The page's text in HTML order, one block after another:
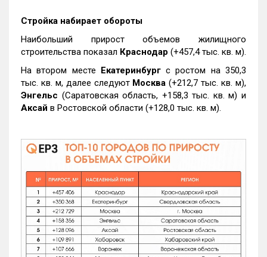
Стройка набирает обороты
Наибольший прирост объемов жилищного
строительства показал Краснодар (+457,4 тыс. кв. м).
На втором месте Екатеринбургс ростом на 350,3
тыс. кв. м, далее следуют Москва (+212,7 тыс. кв. м),
Энгельс (Саратовская область, +158,3 тыс. кв. м) и
Аксай в Ростовской области (+128,0 тыс. кв. м).